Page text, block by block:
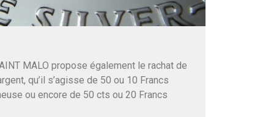
MALO propose également le rachat de
qu’il s’agisse de 50 ou 10 Francs
ou encore de 50 cts ou 20 Francs